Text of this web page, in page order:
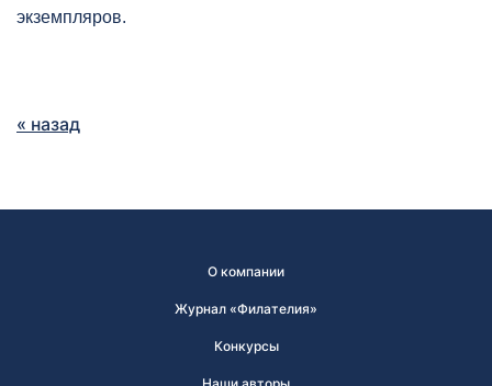
экземпляров.
« назад
О компании
Журнал «Филателия»
Конкурсы